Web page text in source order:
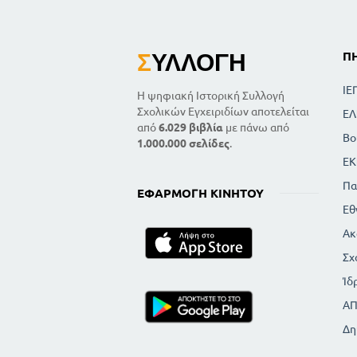
ΣΥΛΛΟΓΉ
Η ψηφιακή Ιστορική Συλλογή
Σχολικών Εγχειριδίων αποτελείται
από6.029 βιβλία με πάνω από
1.000.000 σελίδες.
ΕΦΑΡΜΟΓΉ ΚΙΝΗΤΟΎ